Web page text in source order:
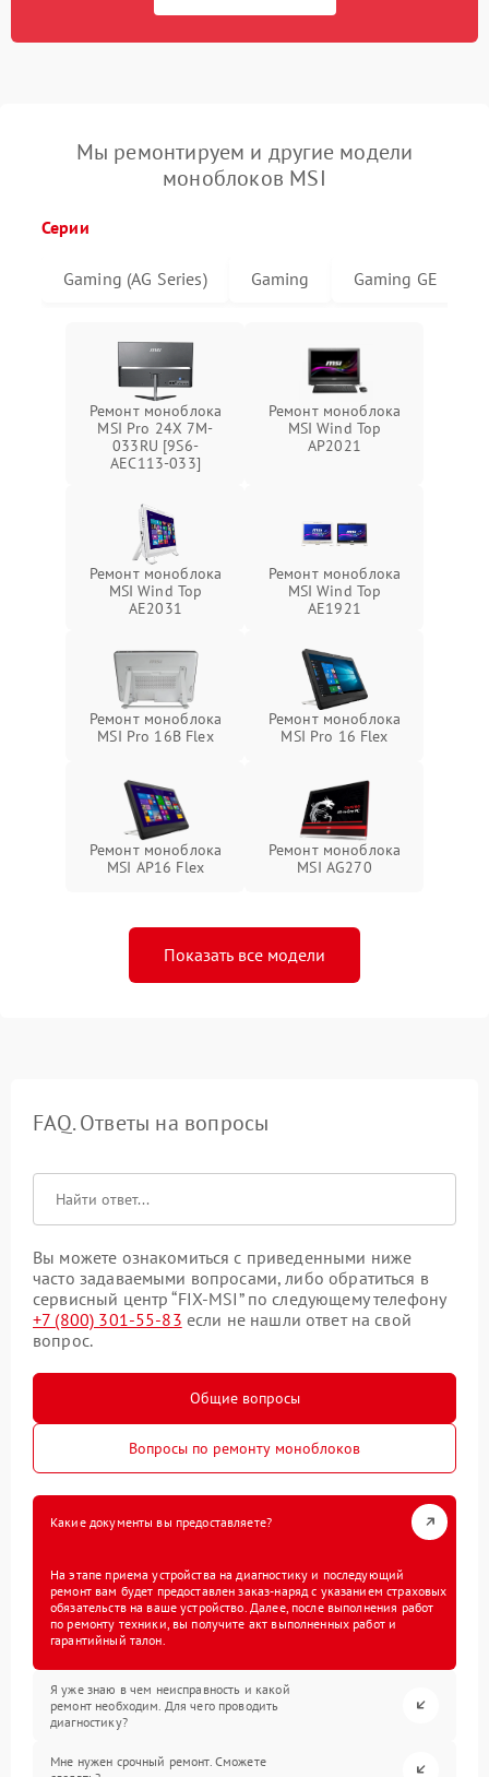
Мы ремонтируем и другие модели
моноблоков MSI
Серии
Gaming (AG Series) Gaming Gaming GE
Ремонт моноблока
MSI Pro 24X 7M-
033RU [9S6-
AEC113-033]
Ремонт моноблока
MSI Wind Top
AP2021
Ремонт моноблока
MSI Wind Top
AE2031
Ремонт моноблока
MSI Wind Top
AE1921
Ремонт моноблока
MSI Pro 16B Flex
Ремонт моноблока
MSI Pro 16 Flex
Ремонт моноблока
MSI AP16 Flex
Ремонт моноблока
MSI AG270
Показать все модели
FAQ. Ответы на вопросы
Вы можете ознакомиться с приведенными ниже
часто задаваемыми вопросами, либо обратиться в
сервисный центр “FIX-MSI” по следующему телефону
+7 (800) 301-55-83 если не нашли ответ на свой
вопрос.
Общие вопросы
Вопросы по ремонту моноблоков
Какие документы вы предоставляете?
На этапе приема устройства на диагностику и последующий
ремонт вам будет предоставлен заказ-наряд с указанием страховых
обязательств на ваше устройство. Далее, после выполнения работ
по ремонту техники, вы получите акт выполненных работ и
гарантийный талон.
Я уже знаю в чем неисправность и какой
ремонт необходим. Для чего проводить
диагностику?
Мне нужен срочный ремонт. Сможете